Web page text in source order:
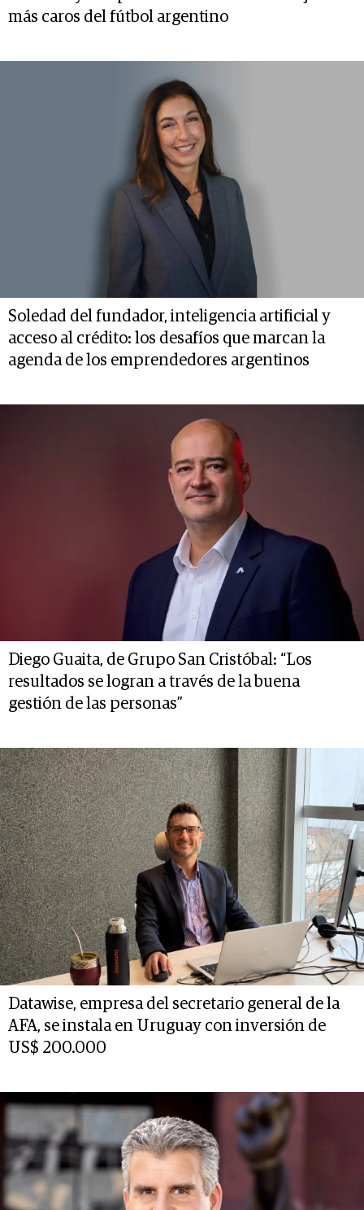
más caros del fútbol argentino
Soledad del fundador, inteligencia artificial y
acceso al crédito: los desafíos que marcan la
agenda de los emprendedores argentinos
Diego Guaita, de Grupo San Cristóbal: “Los
resultados se logran a través de la buena
gestión de las personas”
Datawise, empresa del secretario general de la
AFA, se instala en Uruguay con inversión de
US$ 200.000